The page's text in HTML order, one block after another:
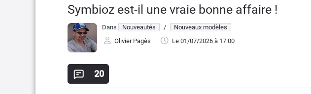
Symbioz est-il une vraie bonne affaire !
Dans Nouveautés /
Nouveaux modèles
Olivier Pagès
Le 01/07/2026 à 17:00
20